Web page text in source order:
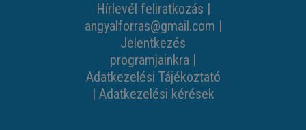
Hírlevél feliratkozás |
angyalforras@gmail.com |
Jelentkezés
programjainkra |
Adatkezelési Tájékoztató
| Adatkezelési kérések